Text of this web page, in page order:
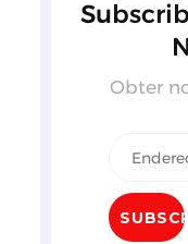
Obter